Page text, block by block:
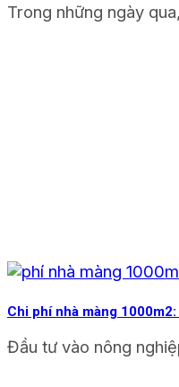
Trong những ngày
Chi phí nhà màng
Đầu tư vào nông